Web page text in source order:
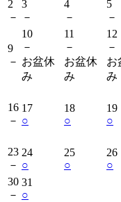
2
－
3
－
4
－
5
－
9
－
10
－
お盆休
み
11
－
お盆休
み
12
－
お
み
16
－
17
○
18
○
19
○
23
－
24
○
25
○
26
○
30
－
31
○